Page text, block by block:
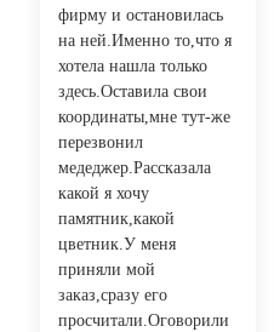
фирму и остановилась
на ней.Именно то,что я
хотела нашла только
здесь.Оставила свои
координаты,мне тут-же
перезвонил
медеджер.Рассказала
какой я хочу
памятник,какой
цветник.У меня
приняли мой
заказ,сразу его
просчитали.Оговорили